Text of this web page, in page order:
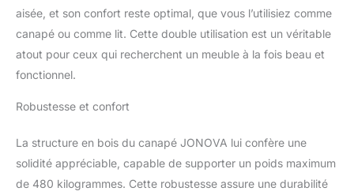
aisée, et son confort reste optimal, que vous l’utilisiez comme
canapé ou comme lit. Cette double utilisation est un véritable
atout pour ceux qui recherchent un meuble à la fois beau et
fonctionnel.
Robustesse et confort
La structure en bois du canapé JONOVA lui confère une
solidité appréciable, capable de supporter un poids maximum
de 480 kilogrammes. Cette robustesse assure une durabilité